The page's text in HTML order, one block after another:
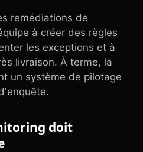
remédiations de
à créer des règles
les exceptions et à
livraison. À terme, la
un système de pilotage
doit